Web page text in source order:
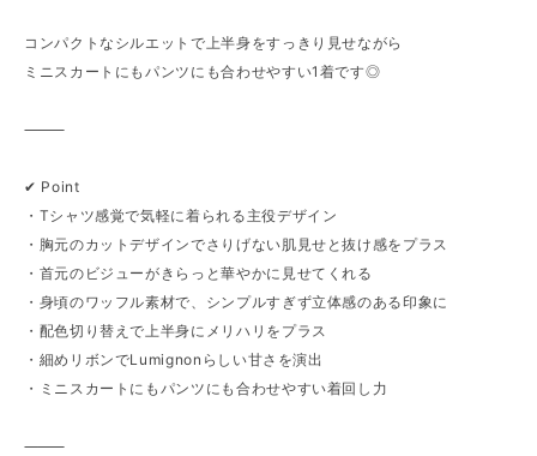
コンパクトなシルエットで上半身をすっきり見せながら
ミニスカートにもパンツにも合わせやすい1着です◎
⸻
✔︎ Point
・Tシャツ感覚で気軽に着られる主役デザイン
・胸元のカットデザインでさりげない肌見せと抜け感をプラス
・首元のビジューがきらっと華やかに見せてくれる
・身頃のワッフル素材で、シンプルすぎず立体感のある印象に
・配色切り替えで上半身にメリハリをプラス
・細めリボンでLumignonらしい甘さを演出
・ミニスカートにもパンツにも合わせやすい着回し力
⸻